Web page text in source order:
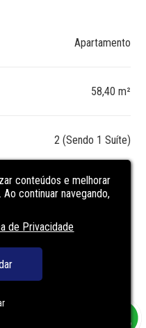
Apartamento
58,40 m²
2 (Sendo 1 Suíte)
conteúdos e melhorar
continuar navegando,
de Privacidade